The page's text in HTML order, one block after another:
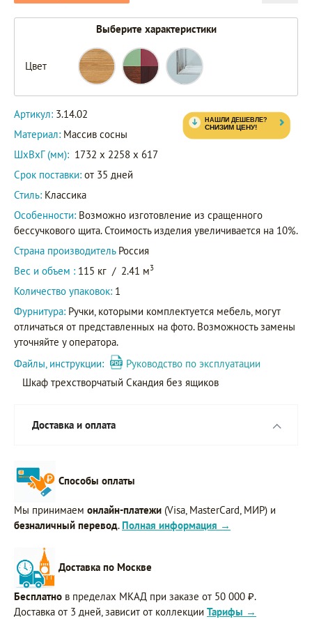
Выберите характеристики
Цвет
Артикул: 3.14.02
Материал: Массив сосны
ШxВxГ (мм): 1732 x 2258 x 617
Срок поставки: от 35 дней
Стиль: Классика
Особенности: Возможно изготовление из сращенного
бессучкового щита. Стоимость изделия увеличивается на 10%.
Страна производитель Россия
Вес и объем : 115 кг / 2.41 м3
Количество упаковок: 1
Фурнитура: Ручки, которыми комплектуется мебель, могут
отличаться от представленных на фото. Возможность замены
уточняйте у оператора.
Файлы, инструкции:
Руководство по эксплуатации
Шкаф трехстворчатый Скандия без ящиков
Доставка и оплата
Способы оплаты
Мы принимаем онлайн-платежи (Visa, MasterCard, МИР) и
безналичный перевод. Полная информация →
Доставка по Москве
Бесплатно в пределах МКАД при заказе от 50 000 ₽.
Доставка от 3 дней, зависит от коллекции Тарифы →